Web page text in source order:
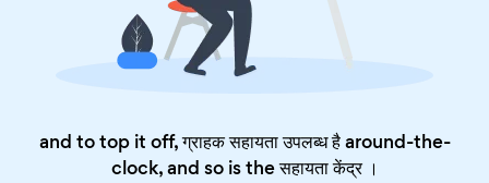
and to top it off, ग्राहक सहायता उपलब्ध है around-the-
clock, and so is theसहायता केंद्र।